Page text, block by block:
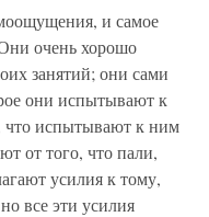
и самое
очень хорошо
занятий; они сами
они испытывают к
что испытывают к ним
от того, что пали,
усилия к тому,
все эти усилия